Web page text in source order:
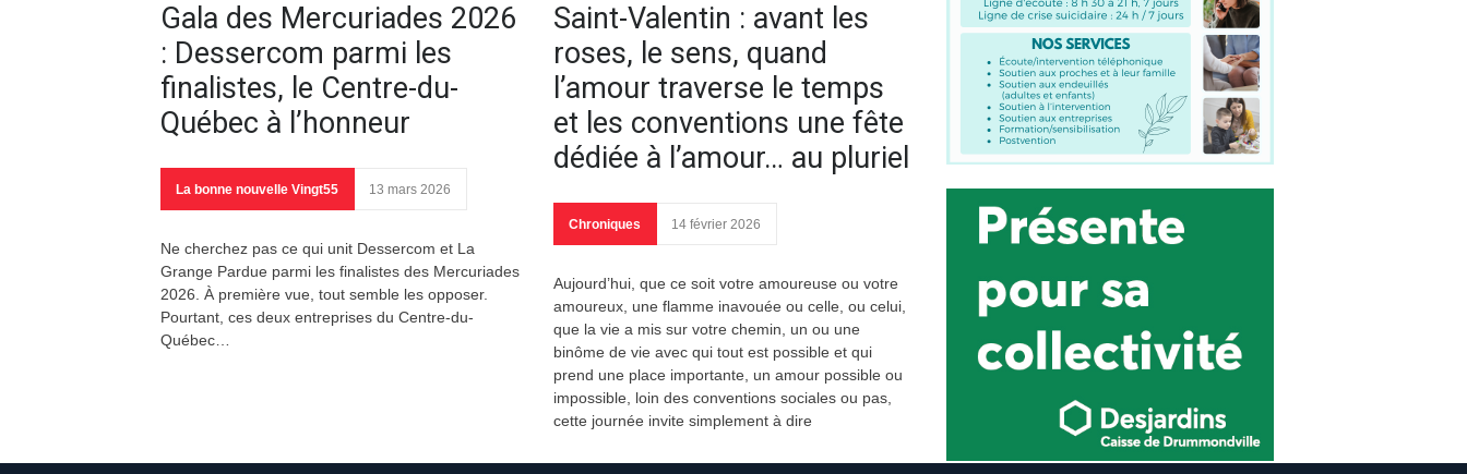
Gala des Mercuriades 2026
: Dessercom parmi les
finalistes, le Centre-du-
Québec à l’honneur
La bonne nouvelle Vingt55 13 mars 2026
Ne cherchez pas ce qui unit Dessercom et La
Grange Pardue parmi les finalistes des Mercuriades
2026. À première vue, tout semble les opposer.
Pourtant, ces deux entreprises du Centre-du-
Québec…
Saint-Valentin : avant les
roses, le sens, quand
l’amour traverse le temps
et les conventions une fête
dédiée à l’amour… au pluriel
Chroniques 14 février 2026
Aujourd’hui, que ce soit votre amoureuse ou votre
amoureux, une flamme inavouée ou celle, ou celui,
que la vie a mis sur votre chemin, un ou une
binôme de vie avec qui tout est possible et qui
prend une place importante, un amour possible ou
impossible, loin des conventions sociales ou pas,
cette journée invite simplement à dire
Actualité 8 mars 2026